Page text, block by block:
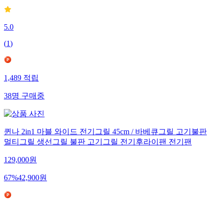
5.0
(1)
1,489적립
38명구매중
퀸나 2in1 마블 와이드 전기그릴 45cm / 바베큐그릴 고기불판
멀티그릴 생선그릴 불판 고기그릴 전기후라이팬 전기팬
129,000원
67%42,900원